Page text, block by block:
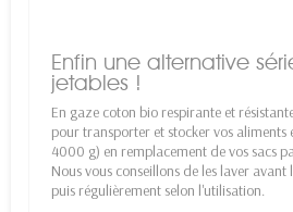
Enfin une alternative
jetables !
En gaze coton bio respirante et
pour transporter et stocker vos aliments
4000 g) en remplacement de vos sacs
Nous vous conseillons de les laver
puis régulièrement selon l'utilisation.